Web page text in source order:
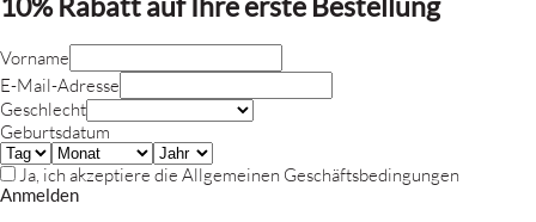
10% Rabattauf Ihre erste Bestellung
Vorname
E-Mail-Adresse
Geschlecht
Geburtsdatum
Ja, ich akzeptiere die Allgemeinen Geschäftsbedingungen
Anmelden